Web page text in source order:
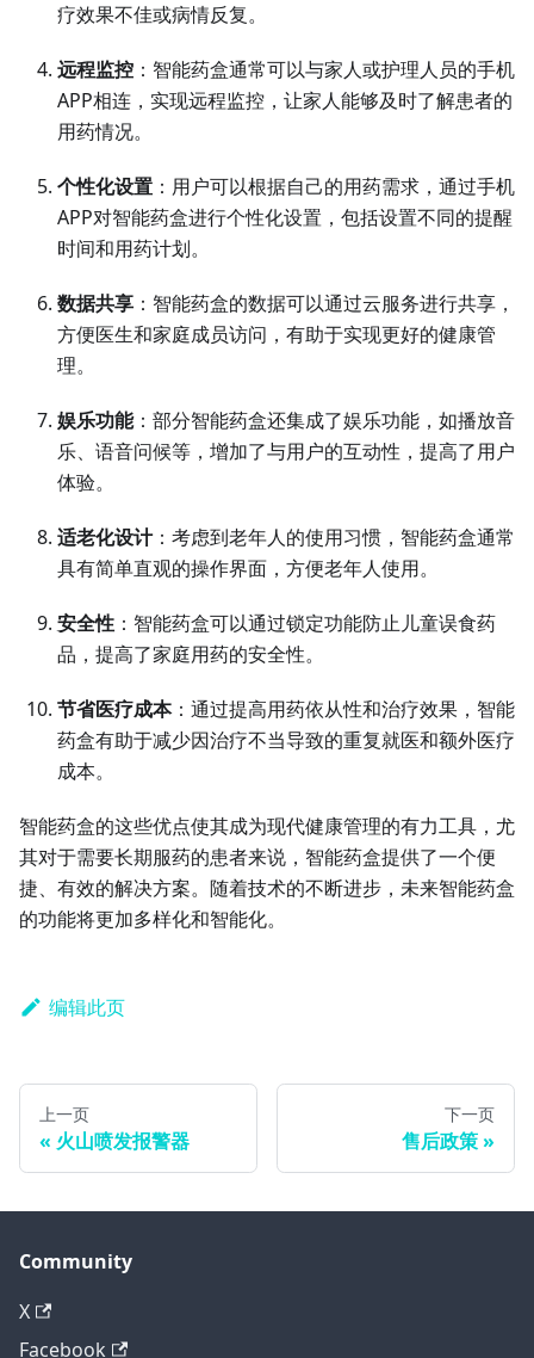
疗效果不佳或病情反复。
远程监控 ：智能药盒通常可以与家人或护理人员的手机
APP相连，实现远程监控，让家人能够及时了解患者的
用药情况。
个性化设置 ：用户可以根据自己的用药需求，通过手机
APP对智能药盒进行个性化设置，包括设置不同的提醒
时间和用药计划。
数据共享 ：智能药盒的数据可以通过云服务进行共享，
方便医生和家庭成员访问，有助于实现更好的健康管
理。
娱乐功能：部分智能药盒还集成了娱乐功能，如播放音
乐、语音问候等，增加了与用户的互动性，提高了用户
体验。
适老化设计：考虑到老年人的使用习惯，智能药盒通常
具有简单直观的操作界面，方便老年人使用。
安全性 ：智能药盒可以通过锁定功能防止儿童误食药
品，提高了家庭用药的安全性。
节省医疗成本：通过提高用药依从性和治疗效果，智能
药盒有助于减少因治疗不当导致的重复就医和额外医疗
成本。
智能药盒的这些优点使其成为现代健康管理的有力工具，尤
其对于需要长期服药的患者来说，智能药盒提供了一个便
捷、有效的解决方案。随着技术的不断进步，未来智能药盒
的功能将更加多样化和智能化。
编辑此页
上一页
火山喷发报警器
下一页
售后政策
Community
X
Facebook